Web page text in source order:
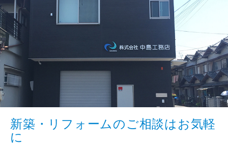
新築・リフォームのご相談はお気軽
に